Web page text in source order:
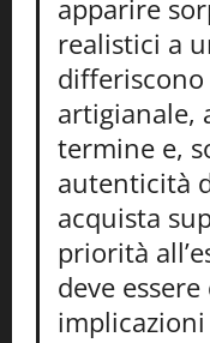
apparire
realistici a
artigianale,
termine e,
autenticità
acquista
priorità
deve